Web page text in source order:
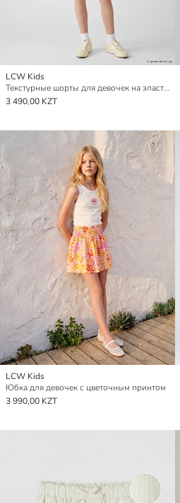
LCW Kids
Текстурные шорты для девочек на эластичном поясе
3 490,00 KZT
LCW Kids
Юбка для девочек с цветочным принтом
3 990,00 KZT